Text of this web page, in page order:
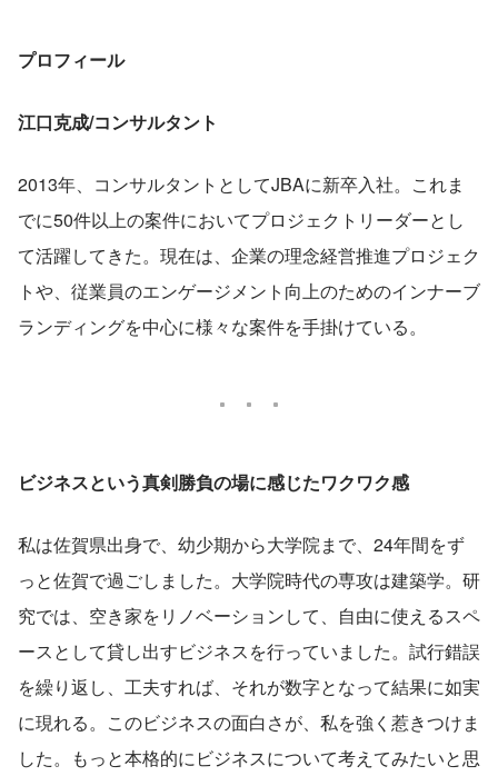
プロフィール
江口克成/コンサルタント
2013年、コンサルタントとしてJBAに新卒入社。これま
でに50件以上の案件においてプロジェクトリーダーとし
て活躍してきた。現在は、企業の理念経営推進プロジェク
トや、従業員のエンゲージメント向上のためのインナーブ
ランディングを中心に様々な案件を手掛けている。
ビジネスという真剣勝負の場に感じたワクワク感
私は佐賀県出身で、幼少期から大学院まで、24年間をず
っと佐賀で過ごしました。大学院時代の専攻は建築学。研
究では、空き家をリノベーションして、自由に使えるスペ
ースとして貸し出すビジネスを行っていました。試行錯誤
を繰り返し、工夫すれば、それが数字となって結果に如実
に現れる。このビジネスの面白さが、私を強く惹きつけま
した。もっと本格的にビジネスについて考えてみたいと思